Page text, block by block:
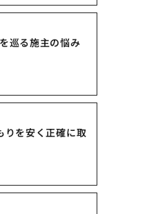
巡る施主の悩み
りを安く正確に取